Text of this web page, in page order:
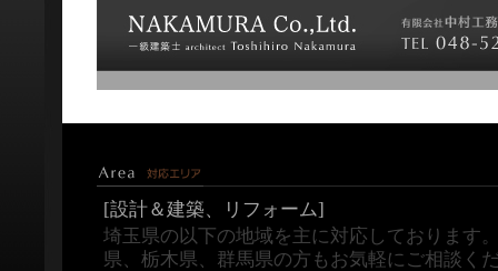
[設計＆建築、リフォーム]
埼玉県の以下の地域を主に対応しております
県、栃木県、群馬県の方もお気軽にご相談く